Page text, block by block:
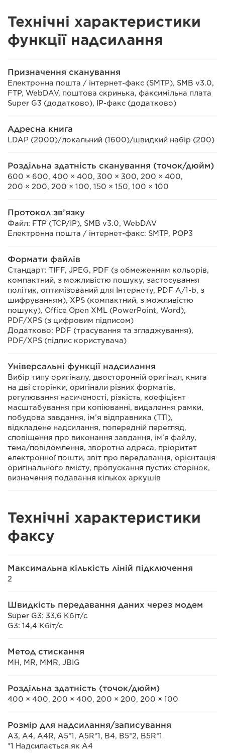
Технічні характеристики
функції надсилання
Призначення сканування
Електронна пошта / інтернет-факс (SMTP), SMB v3.0,
FTP, WebDAV, поштова скринька, факсимільна плата
Super G3 (додатково), IP-факс (додатково)
Адресна книга
LDAP (2000)/локальний (1600)/швидкий набір (200)
Роздільна здатність сканування (точок/дюйм)
600 × 600, 400 × 400, 300 × 300, 200 × 400,
200 × 200, 200 × 100, 150 × 150, 100 × 100
Протокол зв’язку
Файл: FTP (TCP/IP), SMB v3.0, WebDAV
Електронна пошта / інтернет-факс: SMTP, POP3
Формати файлів
Стандарт: TIFF, JPEG, PDF (з обмеженням кольорів,
компактний, з можливістю пошуку, застосування
політик, оптимізований для Інтернету, PDF A/1-b, з
шифруванням), XPS (компактний, з можливістю
пошуку), Office Open XML (PowerPoint, Word),
PDF/XPS (з цифровим підписом)
Додатково: PDF (трасування та згладжування),
PDF/XPS (підпис користувача)
Універсальні функції надсилання
Вибір типу оригіналу, двосторонній оригінал, книга
на дві сторінки, оригінали різних форматів,
регулювання насиченості, різкість, коефіцієнт
масштабування при копіюванні, видалення рамки,
побудова завдання, ім’я відправника (TTI),
відкладене надсилання, попередній перегляд,
сповіщення про виконання завдання, ім’я файлу,
тема/повідомлення, зворотна адреса, пріоритет
електронної пошти, звіт про передавання, орієнтація
оригінального вмісту, пропускання пустих сторінок,
визначення подавання кількох аркушів
Технічні характеристики
факсу
Максимальна кількість ліній підключення
2
Швидкість передавання даних через модем
Super G3: 33,6 Кбіт/с
G3: 14,4 Кбіт/с
Метод стискання
MH, MR, MMR, JBIG
Роздільна здатність (точок/дюйм)
400 × 400, 200 × 400, 200 × 200, 200 × 100
Розмір для надсилання/записування
A3, A4, A4R, A5*1, A5R*1, B4, B5*2, B5R*1
*1 Надсилається як A4